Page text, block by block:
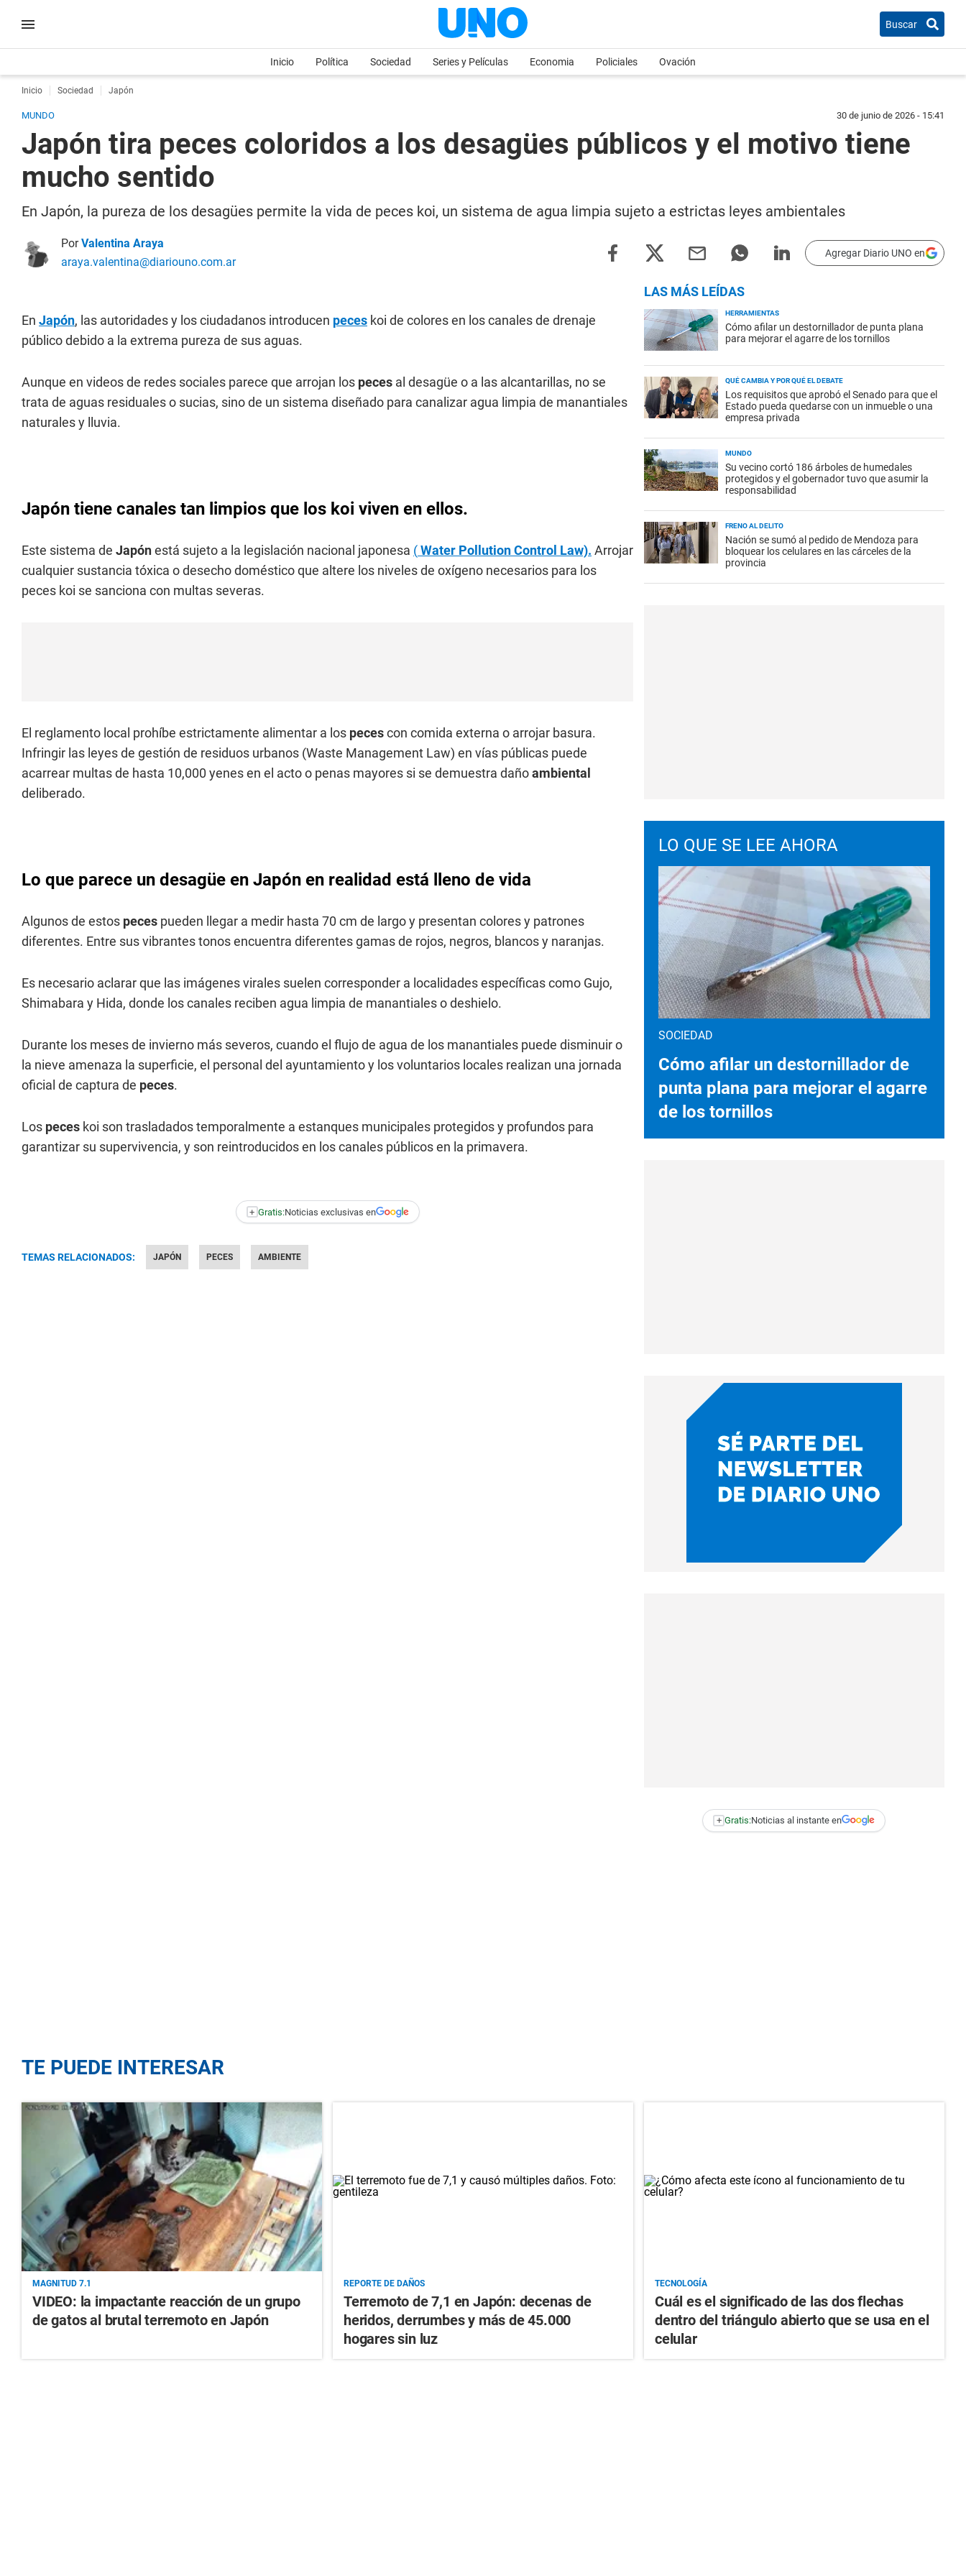
Buscar
Inicio Política Sociedad Series y Películas Economia Policiales Ovación
Inicio Sociedad Japón
MUNDO 30 de junio de 2026 - 15:41
Japón tira peces coloridos a los desagües públicos y el motivo tiene
mucho sentido
En Japón, la pureza de los desagües permite la vida de peces koi, un sistema de agua limpia sujeto a estrictas leyes ambientales
PorValentina Araya
araya.valentina@diariouno.com.ar
Agregar Diario UNO en
En Japón, las autoridades y los ciudadanos introducen peces koi de colores en los canales de drenaje
público debido a la extrema pureza de sus aguas.
Aunque en videos de redes sociales parece que arrojan los peces al desagüe o a las alcantarillas, no se
trata de aguas residuales o sucias, sino de un sistema diseñado para canalizar agua limpia de manantiales
naturales y lluvia.
Japón tiene canales tan limpios que los koi viven en ellos.
Este sistema de Japónestá sujeto a la legislación nacional japonesa (Water Pollution Control Law). Arrojar
cualquier sustancia tóxica o desecho doméstico que altere los niveles de oxígeno necesarios para los
peces koi se sanciona con multas severas.
El reglamento local prohíbe estrictamente alimentar a los pecescon comida externa o arrojar basura.
Infringir las leyes de gestión de residuos urbanos (Waste Management Law) en vías públicas puede
acarrear multas de hasta 10,000 yenes en el acto o penas mayores si se demuestra dañoambiental
deliberado.
Lo que parece un desagüe en Japón en realidad está lleno de vida
Algunos de estos peces pueden llegar a medir hasta 70 cm de largo y presentan colores y patrones
diferentes. Entre sus vibrantes tonos encuentra diferentes gamas de rojos, negros, blancos y naranjas.
Es necesario aclarar que las imágenes virales suelen corresponder a localidades específicas como Gujo,
Shimabara y Hida, donde los canales reciben agua limpia de manantiales o deshielo.
Durante los meses de invierno más severos, cuando el flujo de agua de los manantiales puede disminuir o
la nieve amenaza la superficie, el personal del ayuntamiento y los voluntarios locales realizan una jornada
oficial de captura de peces.
Los peces koi son trasladados temporalmente a estanques municipales protegidos y profundos para
garantizar su supervivencia, y son reintroducidos en los canales públicos en la primavera.
+ Gratis:Noticias exclusivas en
TEMAS RELACIONADOS: JAPÓN PECES AMBIENTE
LAS MÁS LEÍDAS
HERRAMIENTAS
Cómo afilar un destornillador de punta plana
para mejorar el agarre de los tornillos
QUÉ CAMBIA Y POR QUÉ EL DEBATE
Los requisitos que aprobó el Senado para que el
Estado pueda quedarse con un inmueble o una
empresa privada
MUNDO
Su vecino cortó 186 árboles de humedales
protegidos y el gobernador tuvo que asumir la
responsabilidad
FRENO AL DELITO
Nación se sumó al pedido de Mendoza para
bloquear los celulares en las cárceles de la
provincia
LO QUE SE LEE AHORA
SOCIEDAD
Cómo afilar un destornillador de
punta plana para mejorar el agarre
de los tornillos
+ Gratis:Noticias al instante en
TE PUEDE INTERESAR
MAGNITUD 7.1
VIDEO: la impactante reacción de un grupo
de gatos al brutal terremoto en Japón
REPORTE DE DAÑOS
Terremoto de 7,1 en Japón: decenas de
heridos, derrumbes y más de 45.000
hogares sin luz
TECNOLOGÍA
Cuál es el significado de las dos flechas
dentro del triángulo abierto que se usa en el
celular